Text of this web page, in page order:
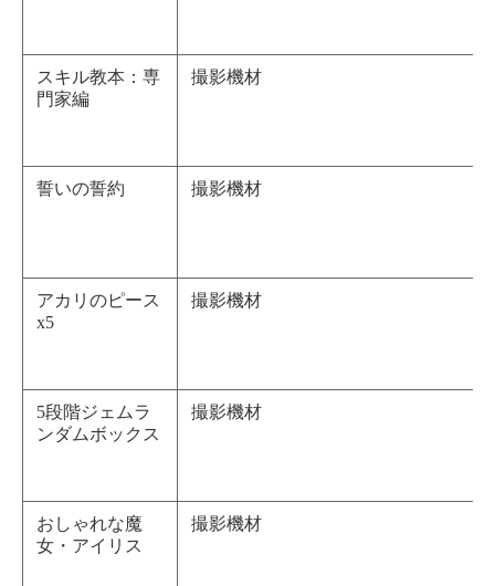
スキル教本：専
門家編
撮影機材
誓いの誓約 撮影機材
アカリのピース
x5
撮影機材
5段階ジェムラ
ンダムボックス
撮影機材
おしゃれな魔
女・アイリス
撮影機材